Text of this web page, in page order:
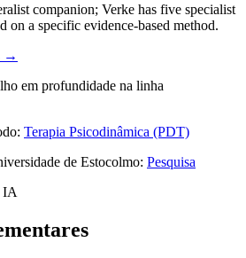
companion; Verke has five specialist
on a specific evidence-based method.
→
em profundidade na linha
Terapia Psicodinâmica (PDT)
de Estocolmo: Pesquisa
IA